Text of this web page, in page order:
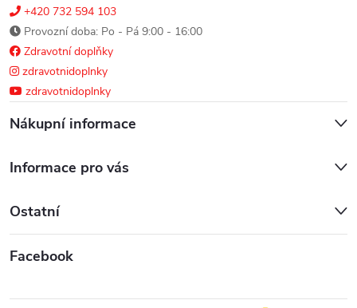
+420 732 594 103
Provozní doba: Po - Pá 9:00 - 16:00
Zdravotní doplňky
zdravotnidoplnky
zdravotnidoplnky
Nákupní informace
Informace pro vás
Ostatní
Facebook